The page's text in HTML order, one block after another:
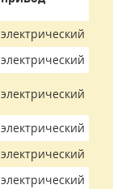
электрический
электрический
электрический
электрический
электрический
электрический